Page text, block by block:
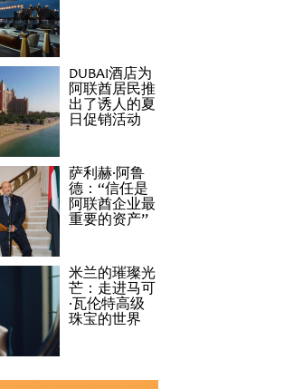
DUBAI酒店为
阿联酋居民推
出了诱人的夏
日促销活动
萨利赫·阿鲁
德：“信任是
阿联酋企业最
重要的资产”
米兰的璀璨光
芒：走进马可
·瓦伦特高级
珠宝的世界